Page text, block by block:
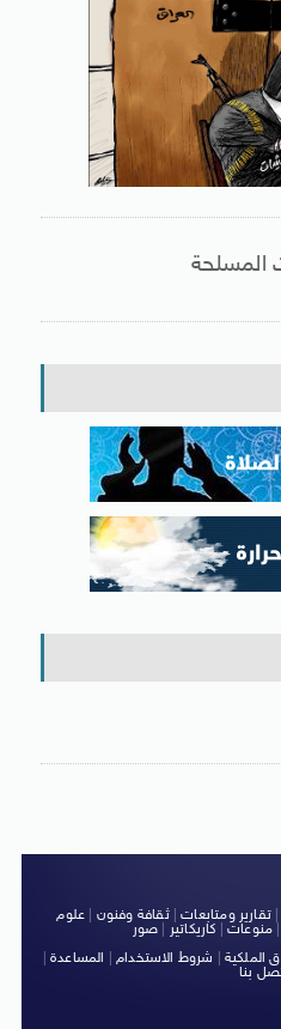
المسلحة
|تقارير ومتابعات|ثقافة وفنون
علوم
منوعات كاريكاتير صور
الملكية شروط الاستخدام| المساعدة|
بنا